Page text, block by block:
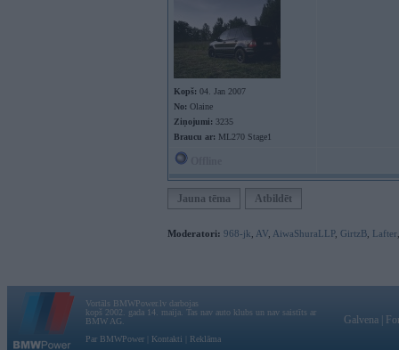
Kopš: 04. Jan 2007
No: Olaine
Ziņojumi: 3235
Braucu ar: ML270 Stage1
Jauna tēma Atbildēt
Moderatori: 968-jk AV AiwaShuraLLP, GirtzB Lafter
Vortāls BMWPower.lv darbojas
kopš 2002. gada 14. maija. Tas nav auto klubs un nav saistīts ar
BMW AG.
Par BMWPower
Kontakti Reklāma
Galvena